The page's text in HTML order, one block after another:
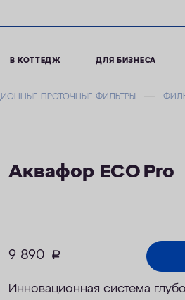
В КОТТЕДЖ ДЛЯ БИЗНЕСА
ПРОТОЧНЫЕ ФИЛЬТРЫ
Аквафор ECO Pro
9 890 руб.
Инновационная система